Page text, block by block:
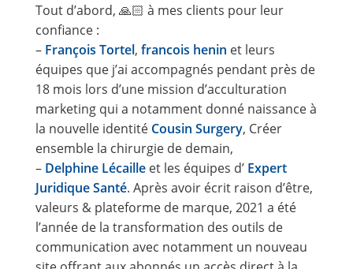
Tout d’abord, 🙏🏻 à mes clients pour leur
confiance :
– François Tortel, francois henin et leurs
équipes que j’ai accompagnés pendant près de
18 mois lors d’une mission d’acculturation
marketing qui a notamment donné naissance à
la nouvelle identité Cousin Surgery, Créer
ensemble la chirurgie de demain,
– Delphine Lécailleet les équipes d’ Expert
Juridique Santé. Après avoir écrit raison d’être,
valeurs & plateforme de marque, 2021 a été
l’année de la transformation des outils de
communication avec notamment un nouveau